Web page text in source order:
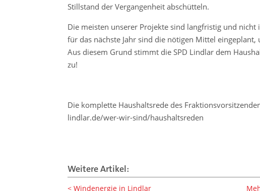
Stillstand der Vergangenheit abschütteln.
Die meisten unserer Projekte sind langfristig und nicht
für das nächste Jahr sind die nötigen Mittel eingeplant,
Aus diesem Grund stimmt die SPD Lindlar dem
zu!
Die komplette Haushaltsrede des
lindlar.de/wer-wir-sind/haushaltsreden
Weitere Artikel:
Windenergie in Lindlar